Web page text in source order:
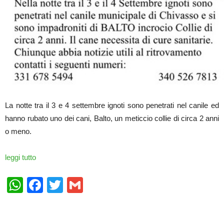
La notte tra il 3 e 4 settembre ignoti sono penetrati nel canile ed
hanno rubato uno dei cani, Balto, un meticcio collie di circa 2 anni
o meno.
leggi tutto
WhatsApp
Facebook
Twitter